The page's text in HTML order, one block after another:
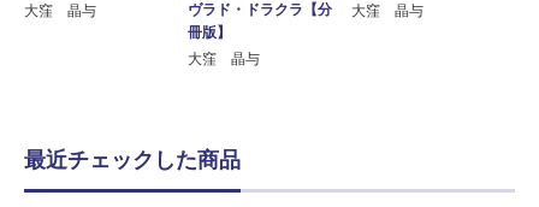
大窪 晶与
ヴラド・ドラクラ【分
冊版】
大窪 晶与
大窪 晶与
最近チェックした商品